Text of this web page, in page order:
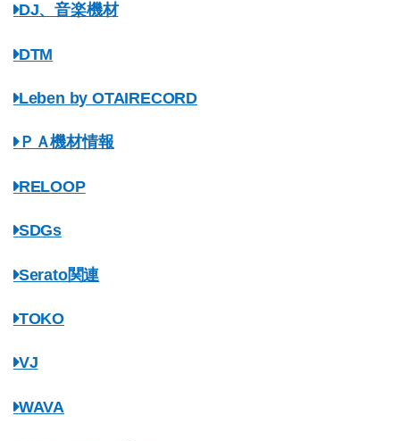
DJ、音楽機材
DTM
Leben by OTAIRECORD
ＰＡ機材情報
RELOOP
SDGs
Serato関連
TOKO
VJ
WAVA